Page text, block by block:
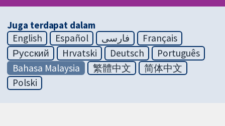
Juga terdapat dalam
English
Español فارسی
Français
Русский
Hrvatski Deutsch
Português
Bahasa Malaysia
繁體中文
简体中文
Polski